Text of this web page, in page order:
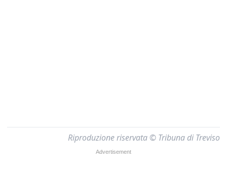
Riproduzione riservata © Tribuna di Treviso